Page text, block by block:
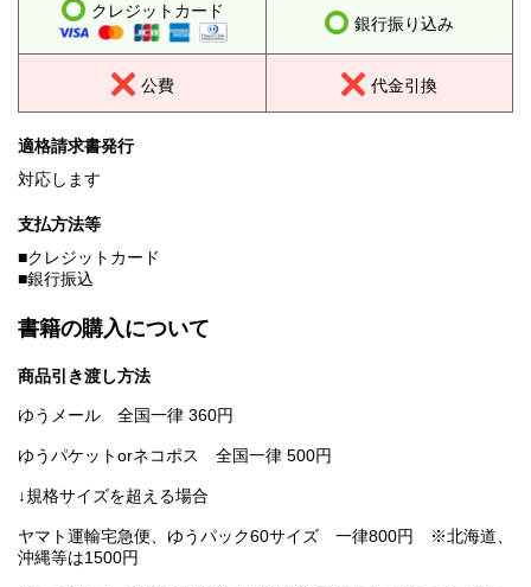
クレジットカード
銀行振り込み
公費 代金引換
適格請求書発行
対応します
支払方法等
■クレジットカード
■銀行振込
書籍の購入について
商品引き渡し方法
ゆうメール 全国一律 360円
ゆうパケットorネコポス 全国一律 500円
↓規格サイズを超える場合
ヤマト運輸宅急便、ゆうパック60サイズ 一律800円 ※北海道、
沖縄等は1500円